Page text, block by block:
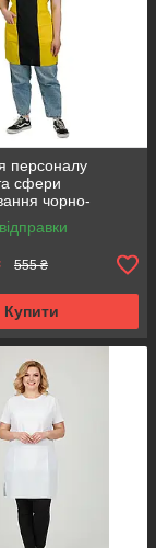
персоналу
сфери
чорно-
555 ₴
Купити